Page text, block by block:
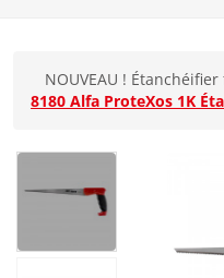
NOUVEAU !
8180 Alfa ProteXos 1K